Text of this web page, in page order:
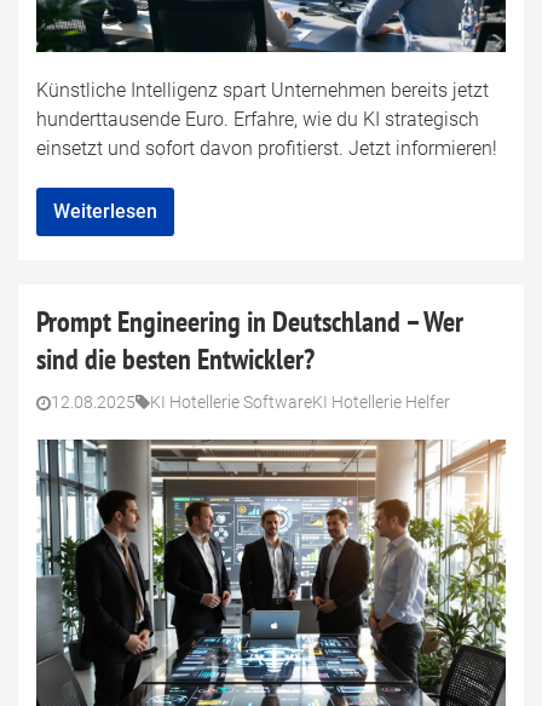
Künstliche Intelligenz spart Unternehmen bereits jetzt
hunderttausende Euro. Erfahre, wie du KI strategisch
einsetzt und sofort davon profitierst. Jetzt informieren!
Weiterlesen
Prompt Engineering in Deutschland – Wer
sind die besten Entwickler?
12.08.2025 KI Hotellerie SoftwareKI Hotellerie Helfer